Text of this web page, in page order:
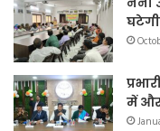
घटेगी
में और